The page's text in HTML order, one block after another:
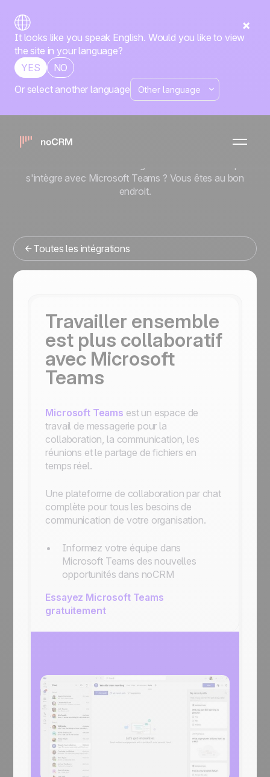
It looks like you speak English. Would you like to view
the site in your language?
YES
NO
Or select another language
No-code
Microsoft Teamsx
s'intègre avec Microsoft Teams ? Vous êtes au bon
endroit.
Toutes les intégrations
Travailler ensemble
est plus collaboratif
avec Microsoft
Teams
Microsoft Teams est un espace de
travail de messagerie pour la
collaboration, la communication, les
réunions et le partage de fichiers en
temps réel.
Une plateforme de collaboration par chat
complète pour tous les besoins de
communication de votre organisation.
Informez votre équipe dans
Microsoft Teams des nouvelles
opportunités dans noCRM
Essayez Microsoft Teams
gratuitement